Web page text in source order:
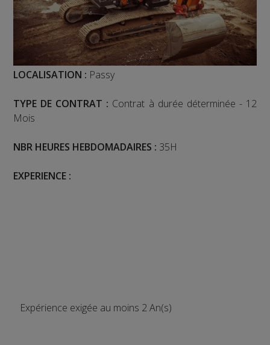
LOCALISATION : Passy
TYPE DE CONTRAT : Contrat à durée déterminée - 12
Mois
NBR HEURES HEBDOMADAIRES : 35H
EXPERIENCE :
Expérience exigée au moins 2 An(s)